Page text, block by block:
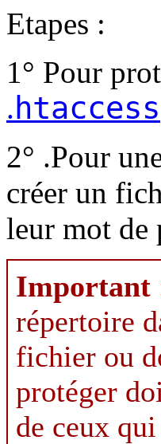
Etapes :
1° Pour
. htaccess
2° .Pour
créer un
leur mot de
Important
répertoire
fichier ou
protéger
de ceux